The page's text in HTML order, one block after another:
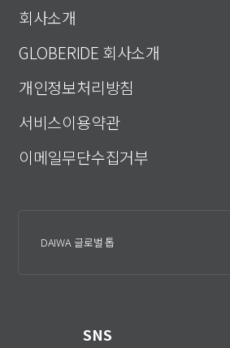
회사소개
GLOBERIDE 회사소개
개인정보처리방침
서비스이용약관
이메일무단수집거부
DAIWA 글로벌 톱
SNS